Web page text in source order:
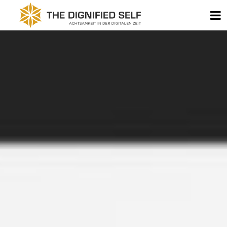
Zum Inhalt springen
THE DIGNIFIED